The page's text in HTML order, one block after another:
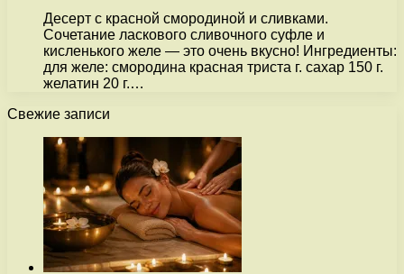
Десерт с красной смородиной и сливками.
Сочетание ласкового сливочного суфле и
кисленького желе — это очень вкусно! Ингредиенты:
для желе: смородина красная триста г. сахар 150 г.
желатин 20 г.…
Свежие записи